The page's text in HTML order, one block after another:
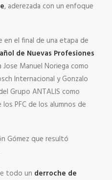
, aderezada con un enfoque
el final de una etapa de
de Nuevas Profesiones
Manuel Noriega como
Internacional y Gonzalo
Grupo ANTALIS como
PFC de los alumnos de
Gómez que resultó
todo un derroche de